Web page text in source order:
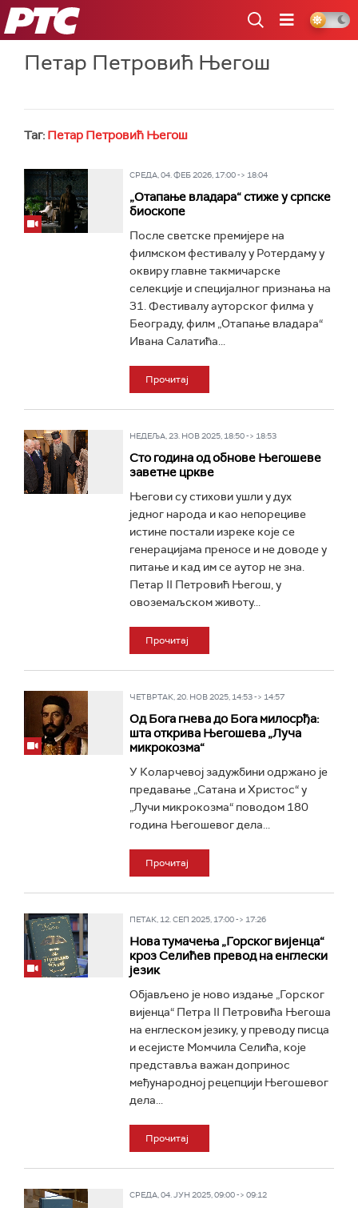
РТС
Петар Петровић Његош
Таг: Петар Петровић Његош
СРЕДА, 04. ФЕБ 2026, 17:00 -> 18:04
„Отапање владара“ стиже у српске
биоскопе
После светске премијере на
филмском фестивалу у Ротердаму у
оквиру главне такмичарске
селекције и специјалног признања на
31. Фестивалу ауторског филма у
Београду, филм „Отапање владара“
Ивана Салатића...
Прочитај
НЕДЕЉА, 23. НОВ 2025, 18:50 -> 18:53
Сто година од обнове Његошеве
заветне цркве
Његови су стихови ушли у дух
једног народа и као непорециве
истине постали изреке које се
генерацијама преносе и не доводе у
питање и кад им се аутор не зна.
Петар II Петровић Његош, у
овоземаљском животу...
Прочитај
ЧЕТВРТАК, 20. НОВ 2025, 14:53 -> 14:57
Од Бога гнева до Бога милосрђа:
шта открива Његошева „Луча
микрокозма“
У Коларчевој задужбини одржано је
предавање „Сатана и Христос“ у
„Лучи микрокозма“ поводом 180
година Његошевог дела...
Прочитај
ПЕТАК, 12. СЕП 2025, 17:00 -> 17:26
Нова тумачења „Горског вијенца“
кроз Селићев превод на енглески
језик
Објављено је ново издање „Горског
вијенца“ Петра II Петровића Његоша
на енглеском језику, у преводу писца
и есејисте Момчила Селића, које
представља важан допринос
међународној рецепцији Његошевог
дела...
Прочитај
СРЕДА, 04. ЈУН 2025, 09:00 -> 09:12